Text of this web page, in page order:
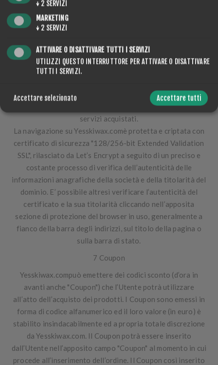
avvenuta, il fornitore del servizio bancario comunica a
Yesskiwax.coml’esito del pagamento, senza fornire alcuna
informazione sensibile
Yesskiwax.comnon ha alcun potere sull’eventuale rifiuto
della carta di credito utilizzata per il pagamento.
Yesskiwax.comnon potrà pertanto essere ritenuta in alcun
derivanti dall’utilizzo della carta di credito da parte
dell’utente per eseguire il pagamento dei prodotti e/o
servizi acquistati.
La navigazione su Yesskiwax.comè protetta e criptata con
certificato di sicurezza "128/256-bit Extended Validation
SSL", rilasciato da Let’s Encrypt a seguito di un preciso e
costante processo di verifica dell’autenticità delle
informazioni anagrafiche della società e della titolarità del
dominio. E’ possibile altresì verificare l’autenticità del
certificato e la sua titolarità cliccando nell’apposita
sezione di protezione del browser in uso, generalmente a
fianco della barra degli indirizzi, sul titolo della pagina o
sulla barra di stato.
7 Coupon
Yesskiwax.compuò emettere dei codici sconto (d’ora in
avanti anche "Coupon") che l’Utente potrà utilizzare
all’atto dell’acquisto dei prodotti. I Coupon sono emessi in
forma di codice alfanumerico ed il loro valore (in euro) è
stabilito insindacabilmente ed a propria totale discrezione
da Yesskiwax.com. Il Coupon potrà essere inserito
dall’Utente nell’apposito campo "Coupon" al momento in cui
procede all’inserimento dell’ordine. Il Coupon così inserito
↓ 2 SERVIZI
MARKETING
↓ 2 SERVIZI
ATTIVARE O DISATTIVARE TUTTI I SERVIZI
UTILIZZI QUESTO INTERRUTTORE PER ATTIVARE O DISATTIVARE
TUTTI I SERVIZI.
Accettare selezionato Accettare tutti